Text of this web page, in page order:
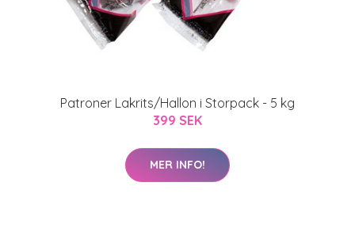
Patroner Lakrits/Hallon i Storpack - 5 kg
399 SEK
MER INFO!